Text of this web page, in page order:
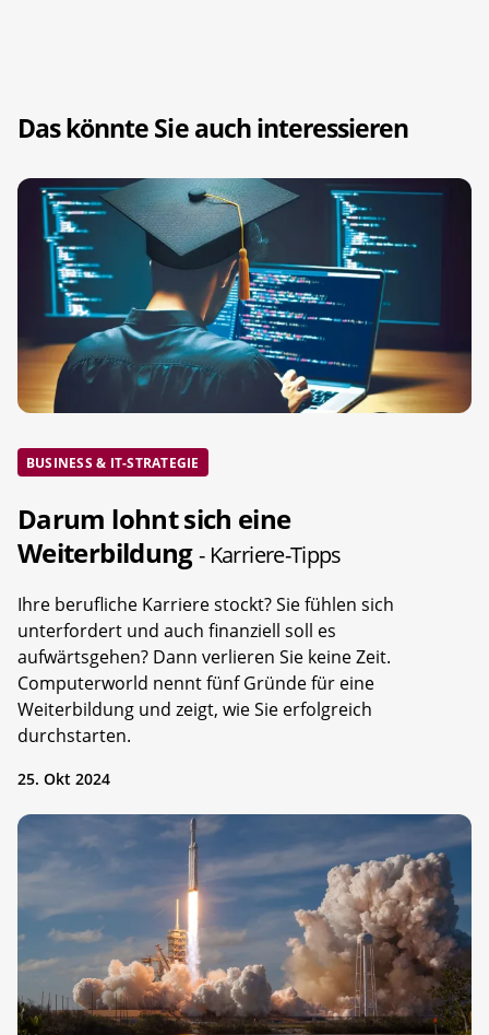
Das könnte Sie auch interessieren
BUSINESS & IT-STRATEGIE
Darum lohnt sich eine
Weiterbildung- Karriere-Tipps
Ihre berufliche Karriere stockt? Sie fühlen sich
unterfordert und auch finanziell soll es
aufwärtsgehen? Dann verlieren Sie keine Zeit.
Computerworld nennt fünf Gründe für eine
Weiterbildung und zeigt, wie Sie erfolgreich
durchstarten.
25. Okt 2024